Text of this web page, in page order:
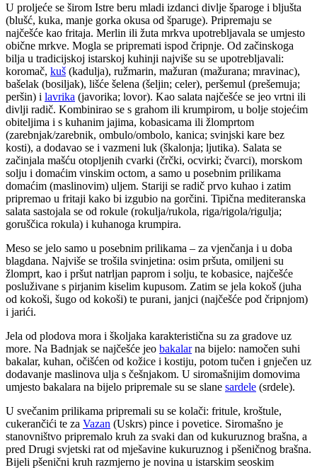
U proljeće se širom Istre beru mladi izdanci divlje šparoge i bljušta
(blušć, kuka, manje gorka okusa od šparuge). Pripremaju se
najčešće kao fritaja. Merlin ili žuta mrkva upotrebljavala se umjesto
obične mrkve. Mogla se pripremati ispod čripnje. Od začinskoga
bilja u tradicijskoj istarskoj kuhinji najviše su se upotrebljavali:
koromač, kuš (kadulja), ružmarin, mažuran (mažurana; mravinac),
bašelak (bosiljak), lišće šelena (šeljin; celer), peršemul (prešemuja;
peršin) i lavrika (javorika; lovor). Kao salata najčešće se jeo vrtni ili
divlji radič. Kombinirao se s grahom ili krumpirom, u bolje stojećim
obiteljima i s kuhanim jajima, kobasicama ili žlomprtom
(zarebnjak/zarebnik, ombulo/ombolo, kanica; svinjski kare bez
kosti), a dodavao se i vazmeni luk (škalonja; ljutika). Salata se
začinjala mašću otopljenih cvarki (črčki, ocvirki; čvarci), morskom
solju i domaćim vinskim octom, a samo u posebnim prilikama
domaćim (maslinovim) uljem. Stariji se radič prvo kuhao i zatim
pripremao u fritaji kako bi izgubio na gorčini. Tipična mediteranska
salata sastojala se od rokule (rokulja/rukola, riga/rigola/rigulja;
goruščica rokula) i kuhanoga krumpira.
Meso se jelo samo u posebnim prilikama – za vjenčanja i u doba
blagdana. Najviše se trošila svinjetina: osim pršuta, omiljeni su
žlomprt, kao i pršut natrljan paprom i solju, te kobasice, najčešće
posluživane s pirjanim kiselim kupusom. Zatim se jela kokoš (juha
od kokoši, šugo od kokoši) te purani, janjci (najčešće pod čripnjom)
i jarići.
Jela od plodova mora i školjaka karakteristična su za gradove uz
more. Na Badnjak se najčešće jeo bakalarna bijelo: namočen suhi
bakalar, kuhan, očišćen od kožice i kostiju, potom tučen i gnječen uz
dodavanje maslinova ulja s češnjakom. U siromašnijim domovima
umjesto bakalara na bijelo pripremale su se slane sardele (srdele).
U svečanim prilikama pripremali su se kolači: fritule, kroštule,
cukerančići te za Vazan (Uskrs) pince i povetice. Siromašno je
stanovništvo pripremalo kruh za svaki dan od kukuruznog brašna, a
pred Drugi svjetski rat od mješavine kukuruznog i pšeničnog brašna.
Bijeli pšenični kruh razmjerno je novina u istarskim seoskim